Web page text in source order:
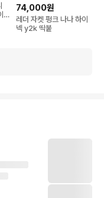
74,000원
레더 자켓 펑크 나나 하이
넥 y2k 딱붙